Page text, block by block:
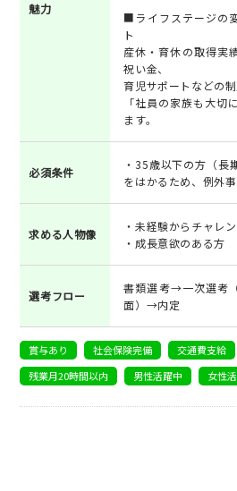
魅力
■ライフステージの
ト
産休・育休の取得実
祝い金、
育児サポートなどの
「社員の家族も大切
ます。
必須条件
・35歳以下の方（長
をはかるため、例外事
求める人物像
・未経験からチャレ
・成長意欲のある方
選考フロー
書類選考→一次選考
面）→内定
賞与あり 社会保険完備 交通費支給
残業月20時間以内
男性活躍中 女性